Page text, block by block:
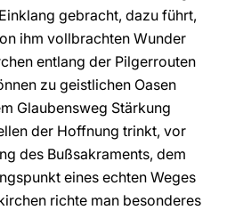
gebracht, dazu führt,
ihm vollbrachten Wunder
entlang der Pilgerrouten
zu geistlichen Oasen
Glaubensweg Stärkung
der Hoffnung trinkt, vor
des Bußsakraments, dem
eines echten Weges
richte man besonderes